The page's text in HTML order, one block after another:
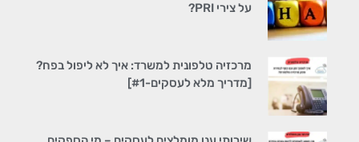
על צירי PRI?
מרכזיה טלפונית למשרד: איך לא ליפול בפח?
[מדריך מלא לעסקים-#1]